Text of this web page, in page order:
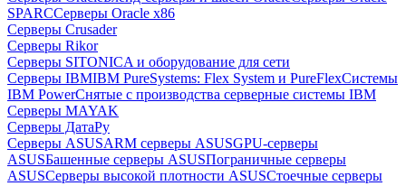
SPARCСерверы Oracle x86
Серверы Crusader
Серверы Rikor
Серверы SITONICA и оборудование для сети
Серверы IBMIBM PureSystems: Flex System и PureFlexСистемы
IBM PowerСнятые с производства серверные системы IBM
Серверы MAYAK
Серверы ДатаРу
Серверы ASUSARM серверы ASUSGPU-серверы
ASUSБашенные серверы ASUSПограничные серверы
ASUSСерверы высокой плотности ASUSСтоечные серверы